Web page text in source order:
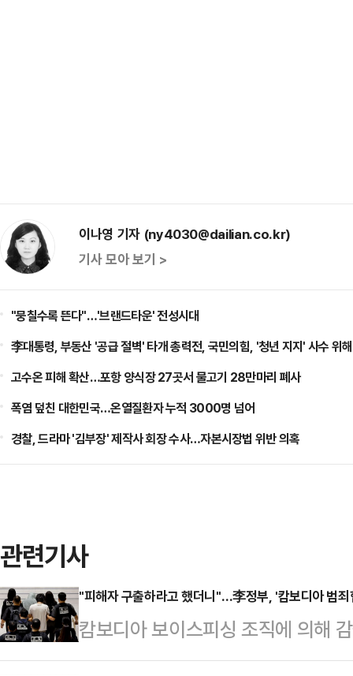
이나영 기자 (ny4030@dailian.co.kr)
기사 모아 보기 >
"뭉칠수록 뜬다"…'브랜드타운' 전성시대
李대통령, 부동산 '공급 절벽' 타개 총력전, 국민의힘, '청년 지지' 사수 위
고수온 피해 확산…포항 양식장 27곳서 물고기 28만마리 폐사
폭염 덮친 대한민국…온열질환자 누적 3000명 넘어
경찰, 드라마 '김부장' 제작사 회장 수사…자본시장법 위반 의혹
관련기사
"피해자 구출하라고 했더니"…李정부, '캄보디아 범죄
캄보디아 보이스피싱 조직에 의해
정부는 한국인 구출을 위한 대대적